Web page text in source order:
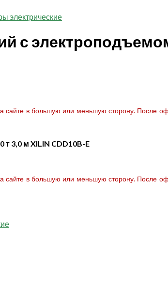
электрические
с
сайте в большую или меньшую сторону. После
3,0 м XILIN CDD10B-E
сайте в большую или меньшую сторону. После